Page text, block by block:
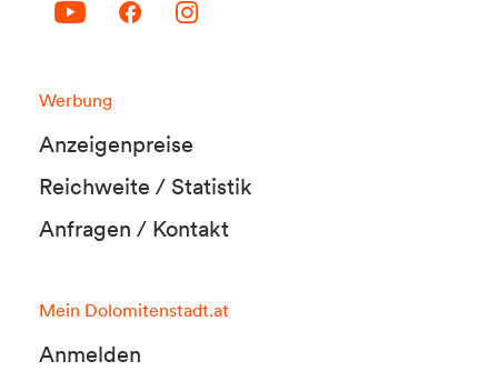
Werbung
Anzeigenpreise
Reichweite / Statistik
Anfragen / Kontakt
Mein Dolomitenstadt.at
Anmelden